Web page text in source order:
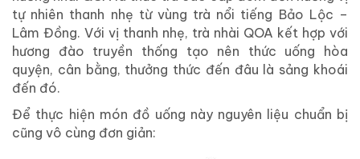
tự nhiên thanh nhẹ từ vùng trà nổi tiếng Bảo Lộc –
Lâm Đồng. Với vị thanh nhẹ, trà nhài QOA kết hợp với
hương đào truyền thống tạo nên thức uống hòa
quyện, cân bằng, thưởng thức đến đâu là sảng khoái
đến đó.
Để thực hiện món đồ uống này nguyên liệu chuẩn bị
cũng vô cùng đơn giản: